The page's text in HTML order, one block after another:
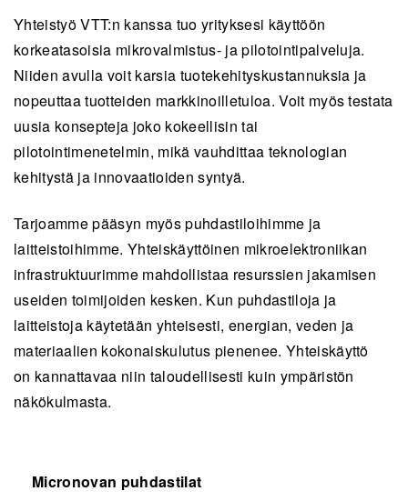
Yhteistyö VTT:n kanssa tuo yrityksesi käyttöön
korkeatasoisia mikrovalmistus- ja pilotointipalveluja.
Niiden avulla voit karsia tuotekehityskustannuksia ja
nopeuttaa tuotteiden markkinoilletuloa. Voit myös testata
uusia konsepteja joko kokeellisin tai
pilotointimenetelmin, mikä vauhdittaa teknologian
kehitystä ja innovaatioiden syntyä.
Tarjoamme pääsyn myös puhdastiloihimme ja
laitteistoihimme. Yhteiskäyttöinen mikroelektroniikan
infrastruktuurimme mahdollistaa resurssien jakamisen
useiden toimijoiden kesken. Kun puhdastiloja ja
laitteistoja käytetään yhteisesti, energian, veden ja
materiaalien kokonaiskulutus pienenee. Yhteiskäyttö
on kannattavaa niin taloudellisesti kuin ympäristön
näkökulmasta.
Micronovan puhdastilat